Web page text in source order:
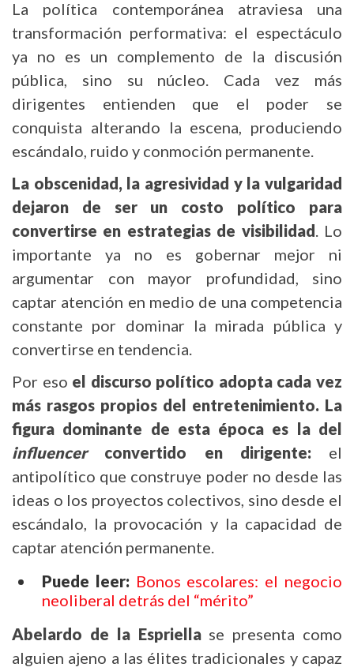
La política contemporánea atraviesa una
transformación performativa: el espectáculo
ya no es un complemento de la discusión
pública, sino su núcleo. Cada vez más
dirigentes entienden que el poder se
conquista alterando la escena, produciendo
escándalo, ruido y conmoción permanente.
La obscenidad, la agresividad y la vulgaridad
dejaron de ser un costo político para
convertirse en estrategias de visibilidad. Lo
importante ya no es gobernar mejor ni
argumentar con mayor profundidad, sino
captar atención en medio de una competencia
constante por dominar la mirada pública y
convertirse en tendencia.
Por eso el discurso político adopta cada vez
más rasgos propios del entretenimiento. La
figura dominante de esta época es la del
influencerconvertido en dirigente: el
antipolítico que construye poder no desde las
ideas o los proyectos colectivos, sino desde el
escándalo, la provocación y la capacidad de
captar atención permanente.
Puede leer: Bonos escolares: el negocio
neoliberal detrás del “mérito”
Abelardo de la Espriellase presenta como
alguien ajeno a las élites tradicionales y capaz